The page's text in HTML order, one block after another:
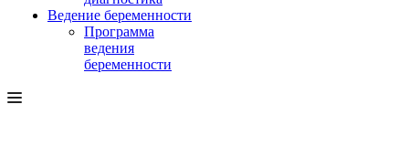
Ведение беременности
Программа
ведения
беременности